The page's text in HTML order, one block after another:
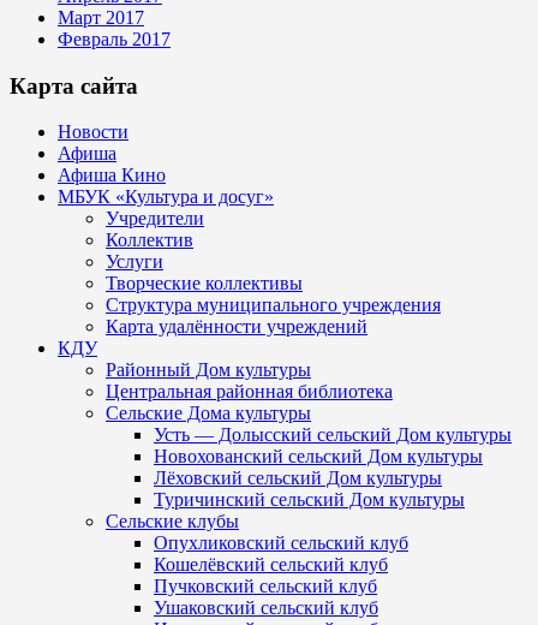
Март 2017
Февраль 2017
Карта сайта
Новости
Афиша
Афиша Кино
МБУК «Культура и досуг»
Учредители
Коллектив
Услуги
Творческие коллективы
Структура муниципального учреждения
Карта удалённости учреждений
КДУ
Районный Дом культуры
Центральная районная библиотека
Сельские Дома культуры
Усть — Долысский сельский Дом культуры
Новохованский сельский Дом культуры
Лёховский сельский Дом культуры
Туричинский сельский Дом культуры
Сельские клубы
Опухликовский сельский клуб
Кошелёвский сельский клуб
Пучковский сельский клуб
Ушаковский сельский клуб